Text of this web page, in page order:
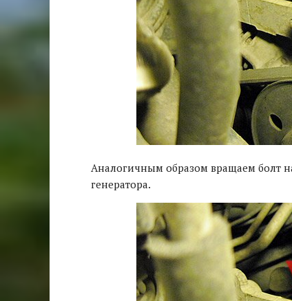
Аналогичным образом вращаем болт
генератора.